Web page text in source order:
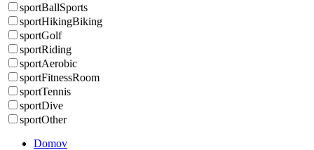
sportBallSports
sportHikingBiking
sportGolf
sportRiding
sportAerobic
sportFitnessRoom
sportTennis
sportDive
sportOther
Domov